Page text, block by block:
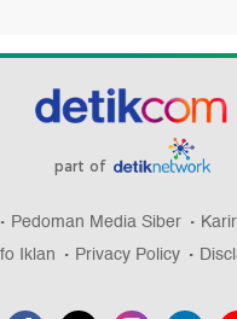
part of
Pedoman Media Siber Karir
Iklan
Privacy Policy